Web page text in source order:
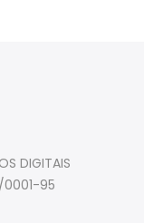
DIGITAIS
0001-95